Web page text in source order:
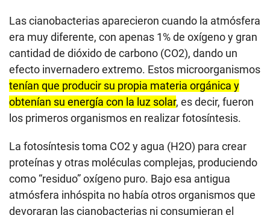
Las cianobacterias aparecieron cuando la atmósfera
era muy diferente, con apenas 1% de oxígeno y gran
cantidad de dióxido de carbono (CO2), dando un
efecto invernadero extremo. Estos microorganismos
tenían que producir su propia materia orgánica y
obtenían su energía con la luz solar, es decir, fueron
los primeros organismos en realizar fotosíntesis.
La fotosíntesis toma CO2 y agua (H2O) para crear
proteínas y otras moléculas complejas, produciendo
como “residuo” oxígeno puro. Bajo esa antigua
atmósfera inhóspita no había otros organismos que
devoraran las cianobacterias ni consumieran el